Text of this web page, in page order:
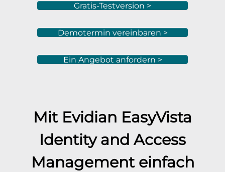
Gratis-Testversion >
Demotermin vereinbaren >
Ein Angebot anfordern >
Mit Evidian EasyVista
Identity and Access
Management einfach